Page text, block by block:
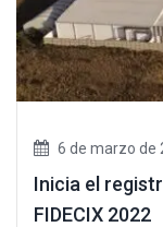
6 de marzo de
Inicia el
FIDECIX 2022